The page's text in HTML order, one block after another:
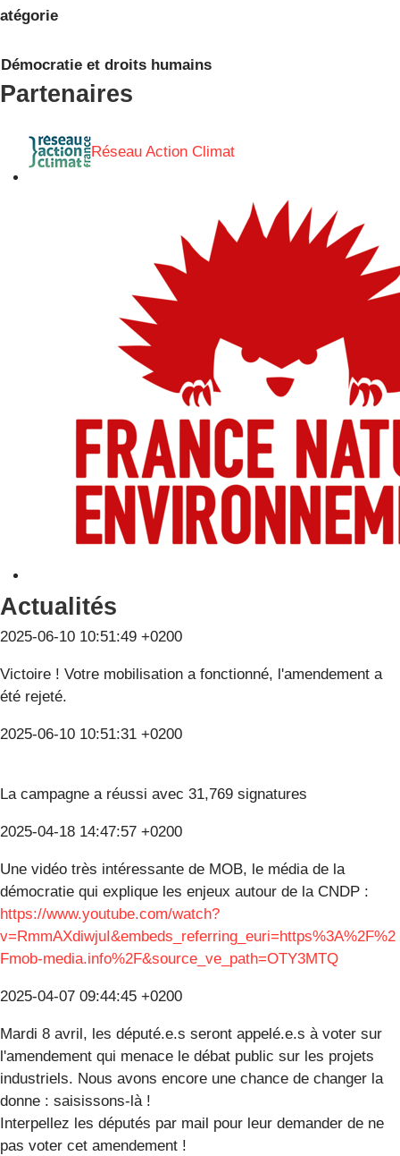
Démocratie et droits humains
Partenaires
Réseau Action Climat
Actualités
2025-06-10 10:51:49 +0200
Victoire ! Votre mobilisation a fonctionné, l'amendement a
été rejeté.
2025-06-10 10:51:31 +0200
La campagne a réussi avec 31,769 signatures
2025-04-18 14:47:57 +0200
Une vidéo très intéressante de MOB, le média de la
démocratie qui explique les enjeux autour de la CNDP :
https://www.youtube.com/watch?
v=RmmAXdiwjuI&embeds_referring_euri=https%3A%2F%2
Fmob-media.info%2F&source_ve_path=OTY3MTQ
2025-04-07 09:44:45 +0200
Mardi 8 avril, les député.e.s seront appelé.e.s à voter sur
l'amendement qui menace le débat public sur les projets
industriels. Nous avons encore une chance de changer la
donne : saisissons-là !
Interpellez les députés par mail pour leur demander de ne
pas voter cet amendement !